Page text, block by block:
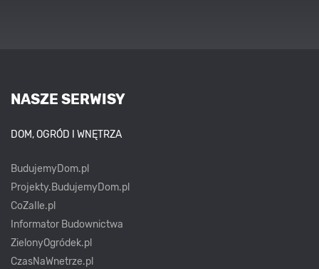
NASZE SERWISY
DOM, OGRÓD I WNĘTRZA
BudujemyDom.pl
Projekty.BudujemyDom.pl
CoZaIle.pl
Informator Budownictwa
ZielonyOgródek.pl
CzasNaWnetrze.pl